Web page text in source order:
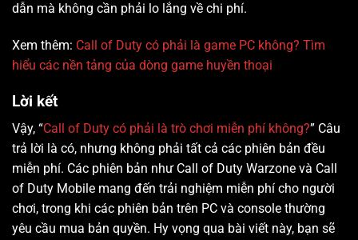
dẫn mà không cần phải lo lắng về chi phí.
Xem thêm: Call of Duty có phải là game PC không? Tìm
hiểu các nền tảng của dòng game huyền thoại
Lời kết
Vậy, “Call of Duty có phải là trò chơi miễn phí không?” Câu
trả lời là có, nhưng không phải tất cả các phiên bản đều
miễn phí. Các phiên bản như Call of Duty Warzone và Call
of Duty Mobile mang đến trải nghiệm miễn phí cho người
chơi, trong khi các phiên bản trên PC và console thường
yêu cầu mua bản quyền. Hy vọng qua bài viết này, bạn sẽ